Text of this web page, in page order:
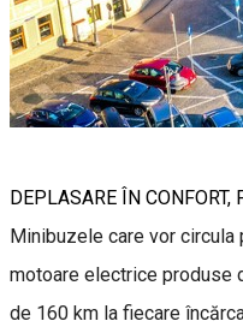
DEPLASARE ÎN CONFORT,
Minibuzele care vor
motoare electrice produse
de 160 km la fiecare